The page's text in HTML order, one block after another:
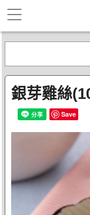
銀芽雞絲
Save